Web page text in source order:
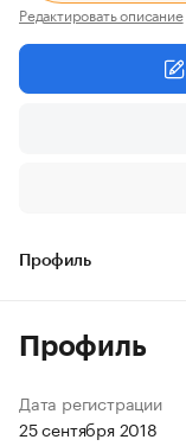
Редактировать описание
Профиль
Профиль
Дата регистрации
25 сентября 2018